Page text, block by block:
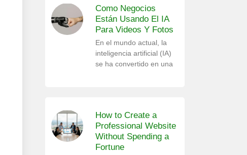
Como Negocios
Están Usando El IA
Para Videos Y Fotos
En el mundo actual, la
inteligencia artificial (IA)
se ha convertido en una
How to Create a
Professional Website
Without Spending a
Fortune